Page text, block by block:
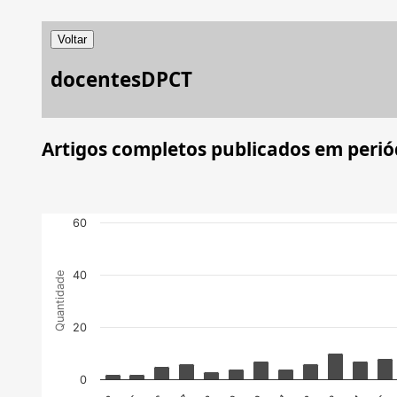
Voltar
docentesDPCT
Artigos completos publicados em
Quantidade
0
20
40
60